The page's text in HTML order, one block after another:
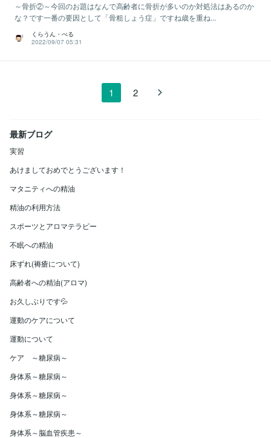
～骨折②～今回のお題はなんで高齢者に骨折が多いのか対処法はあるのか
な？です一番の要因として「骨粗しょう症」ですね歳を重ね...
くらうん・べる
2022/09/07 05:31
1 2
最新ブログ
実習
あけましておめでとうございます！
マタニティへの精油
精油の利用方法
スポーツとアロマテラピー
不眠への精油
床ずれ(褥瘡について)
高齢者への精油(アロマ)
お久しぶりです💦
運動のケアについて
運動について
ケア ～糖尿病～
身体系～糖尿病～
身体系～糖尿病～
身体系～糖尿病～
身体系～脳血管疾患～